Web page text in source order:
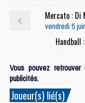
vendredi 5
Handball
Vous pouvez
publicités.
Joueur(s) lié(s)